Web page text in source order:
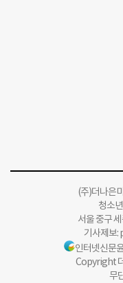
(주)더나은
청소
서울 중구
기사제보:
인터넷신문
Copyright
무